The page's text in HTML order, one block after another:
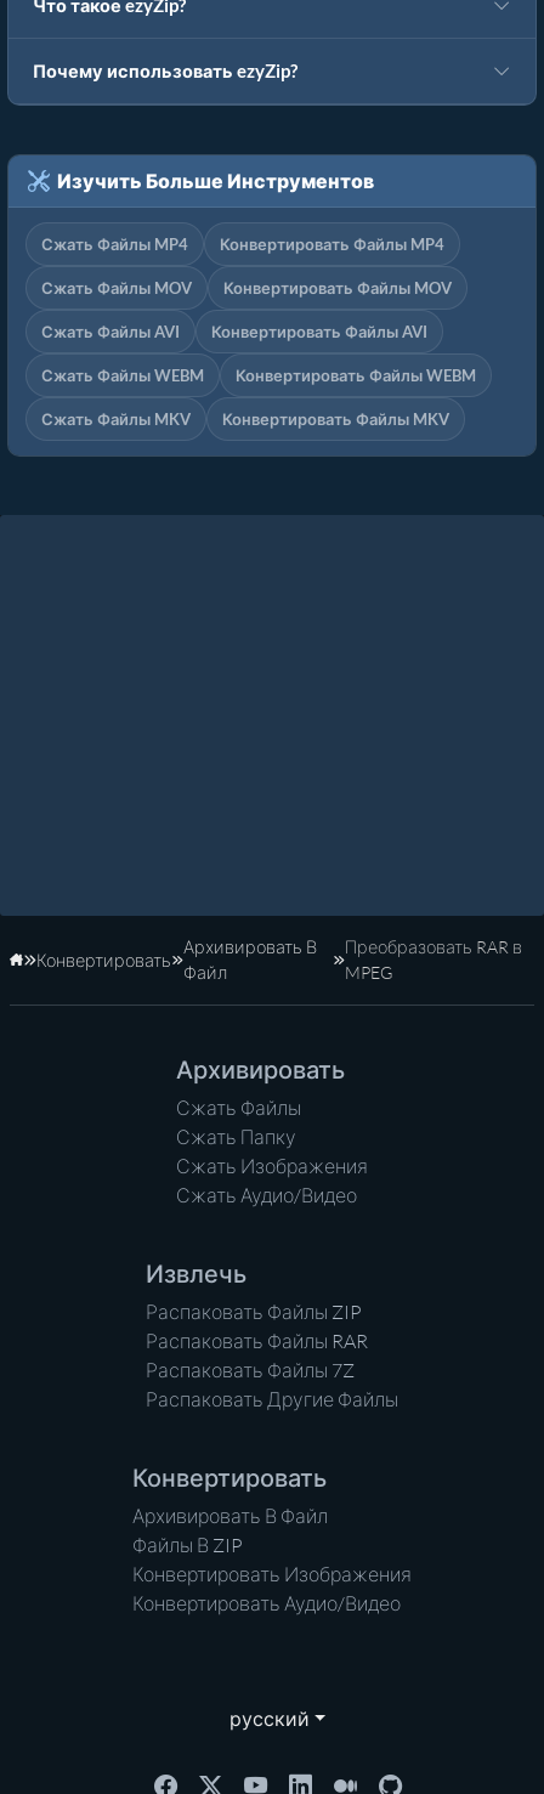
Что такое ezyZip?
Почему использовать ezyZip?
Изучить Больше Инструментов
Сжать Файлы MP4 Конвертировать Файлы MP4
Сжать Файлы MOV Конвертировать Файлы MOV
Сжать Файлы AVI Конвертировать Файлы AVI
Сжать Файлы WEBM Конвертировать Файлы WEBM
Сжать Файлы MKV Конвертировать Файлы MKV
Главная
Конвертировать
Архивировать В
Файл
Преобразовать RAR в
MPEG
Архивировать
Сжать Файлы
Сжать Папку
Сжать Изображения
Сжать Аудио/Видео
Извлечь
Распаковать Файлы ZIP
Распаковать Файлы RAR
Распаковать Файлы 7Z
Распаковать Другие Файлы
Конвертировать
Архивировать В Файл
Файлы В ZIP
Конвертировать Изображения
Конвертировать Аудио/Видео
русский